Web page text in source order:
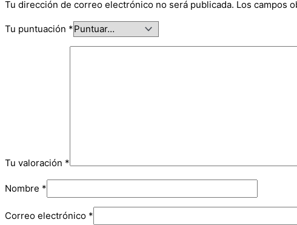
Tu dirección de correo electrónico no será publicada. Los campos
Tu puntuación *
Tu valoración *
Nombre *
Correo electrónico *